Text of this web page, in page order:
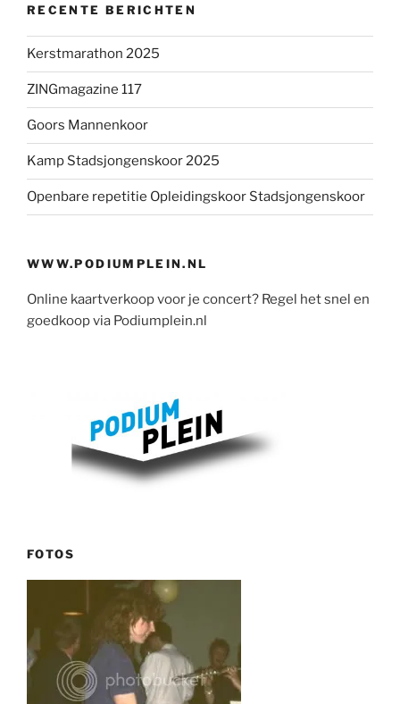
RECENTE BERICHTEN
Kerstmarathon 2025
ZINGmagazine 117
Goors Mannenkoor
Kamp Stadsjongenskoor 2025
Openbare repetitie Opleidingskoor Stadsjongenskoor
WWW.PODIUMPLEIN.NL
Online kaartverkoop voor je concert? Regel het snel en
goedkoop via Podiumplein.nl
FOTOS